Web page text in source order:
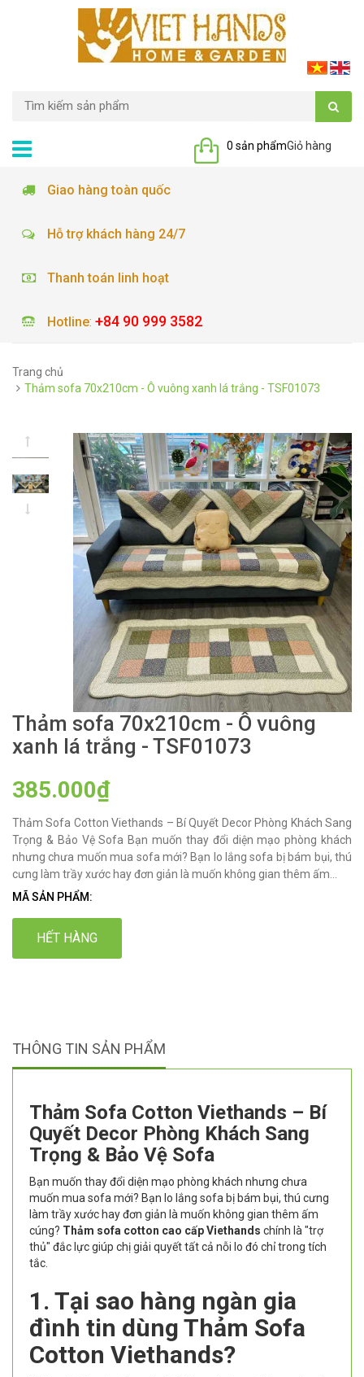
Giỏ hàng
0 sản phẩm
Giao hàng toàn quốc
Hỗ trợ khách hàng 24/7
Thanh toán linh hoạt
Hotline: +84 90 999 3582
Trang chủ
Thảm sofa 70x210cm - Ô vuông xanh lá trắng - TSF01073
Thảm sofa 70x210cm - Ô vuông
xanh lá trắng - TSF01073
385.000₫
Thảm Sofa Cotton Viethands – Bí Quyết Decor Phòng Khách Sang
Trọng & Bảo Vệ Sofa Bạn muốn thay đổi diện mạo phòng khách
nhưng chưa muốn mua sofa mới? Bạn lo lắng sofa bị bám bụi, thú
cưng làm trầy xước hay đơn giản là muốn không gian thêm ấm...
MÃ SẢN PHẨM:
HẾT HÀNG
THÔNG TIN SẢN PHẨM
Thảm Sofa Cotton Viethands – Bí
Quyết Decor Phòng Khách Sang
Trọng & Bảo Vệ Sofa
Bạn muốn thay đổi diện mạo phòng khách nhưng chưa
muốn mua sofa mới? Bạn lo lắng sofa bị bám bụi, thú cưng
làm trầy xước hay đơn giản là muốn không gian thêm ấm
cúng? Thảm sofa cotton cao cấp Viethands chính là "trợ
thủ" đắc lực giúp chị giải quyết tất cả nỗi lo đó chỉ trong tích
tắc.
1. Tại sao hàng ngàn gia
đình tin dùng Thảm Sofa
Cotton Viethands?